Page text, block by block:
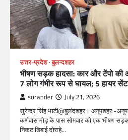
उत्तर-प्रदेश बुलन्दशहर
भीषण सड़क हादसा: कार और टेंपो की
7 लोग गंभीर रूप से घायल; 5 हायर
surander July 21, 2026
सुरेन्द्र सिंह भाटी@बुलंदशहर। अनूपशहर:-
कर्णवास मोड़ के पास सोमवार को एक भीषण
निकट डिबाई दोराहे…